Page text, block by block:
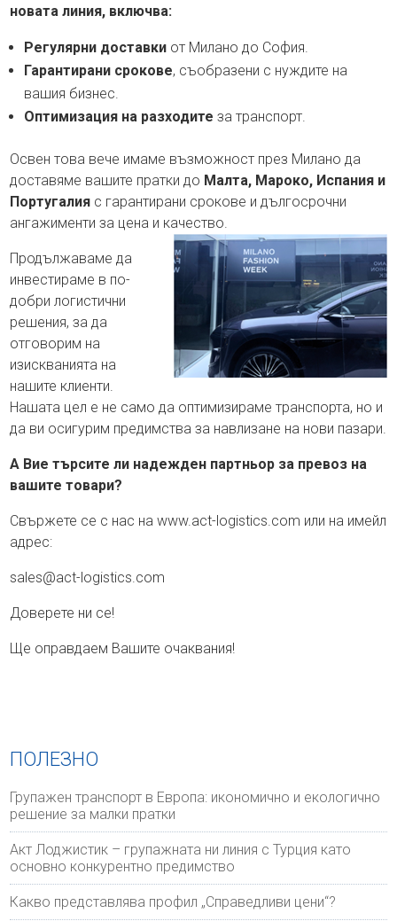
новата линия, включва:
Регулярни доставки от Милано до София.
Гарантирани срокове, съобразени с нуждите на
вашия бизнес.
Оптимизация на разходите за транспорт.
Освен това вече имаме възможност през Милано да
доставяме вашите пратки до Малта, Мароко, Испания и
Португалия с гарантирани срокове и дългосрочни
ангажименти за цена и качество.
Продължаваме да
инвестираме в по-
добри логистични
решения, за да
отговорим на
изискванията на
нашите клиенти.
Нашата цел е не само да оптимизираме транспорта, но и
да ви осигурим предимства за навлизане на нови пазари.
А Вие търсите ли надежден партньор за превоз на
вашите товари?
Свържете се с нас на www.act-logistics.com или на имейл
адрес:
sales@act-logistics.com
Доверете ни се!
Ще оправдаем Вашите очаквания!
ПОЛЕЗНО
Групажен транспорт в Европа: икономично и екологично
решение за малки пратки
Акт Лоджистик – групажната ни линия с Турция като
основно конкурентно предимство
Какво представлява профил „Справедливи цени“?